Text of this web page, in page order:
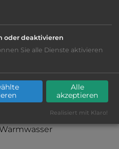
oder deaktivieren
Sie alle Dienste aktivieren
Alle
akzeptieren
Realisiert mit Klaro!